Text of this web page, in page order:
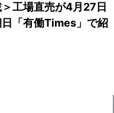
工場直売が4月27日
「有働Times」で紹